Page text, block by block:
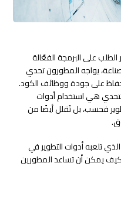
الطلب على البرمجة الفعّالة
يواجه المطورون تحدي
على جودة ووظائف الكود.
هي استخدام أدوات
فحسب، بل تُقلل أيضًا من
تلعبه أدوات التطوير في
وكيف يمكن أن تساعد المطورين